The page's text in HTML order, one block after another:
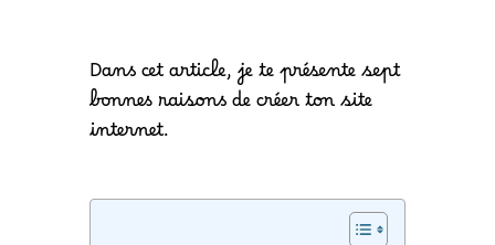
Dans cet article, je te présente sept
bonnes raisons de créer ton site
internet.